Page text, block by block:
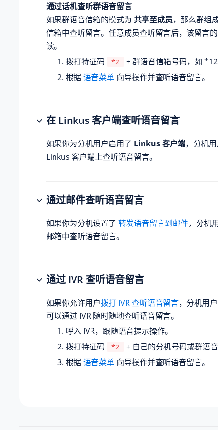
通过话机查听群语音留言
如果群语音信箱的模式为 共享至成员，那么群组
信箱中查听留言。任意成员查听留言后，该留言
读。
拨打特征码
*2
+ 群语音信箱号码，如
根据语音菜单 向导操作并查听语音留言。
在 Linkus 客户端查听语音留言
如果你为分机用户启用了 Linkus 客户端，分机
Linkus 客户端上查听语音留言。
通过邮件查听语音留言
如果你为分机设置了 转发语音留言到邮件，分机
邮箱中查听语音留言。
通过 IVR 查听语音留言
如果你允许用户拨打 IVR 查听语音留言，分机用
可以通过 IVR 随时随地查听语音留言。
呼入 IVR，跟随语音提示操作。
拨打特征码
*2
+ 自己的分机号码或群语
根据语音菜单 向导操作并查听语音留言。